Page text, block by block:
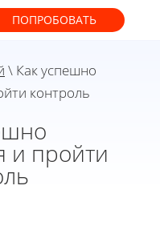
ПОПРОБОВАТЬ
\ Как успешно
контроль
и пройти